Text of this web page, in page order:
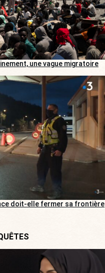
une vague migratoire
doit-elle fermer sa frontière